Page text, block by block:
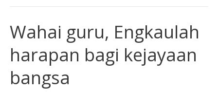
Wahai guru, Engkaulah
harapan bagi kejayaan
bangsa
Wahai
guru,
Engkaulah
harapan
bagi
kejayaan